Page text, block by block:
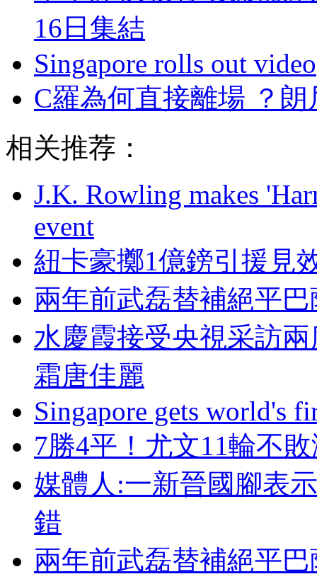
16日集結
Singapore rolls out video
C羅為何直接離場 ？
相关推荐：
J.K. Rowling makes
event
紐卡豪擲1億鎊引援見
兩年前武磊替補絕平
水慶霞接受央視采訪
霜唐佳麗
Singapore gets world's
7勝4平！尤文11輪
媒體人:一新晉國腳表
錯
兩年前武磊替補絕平